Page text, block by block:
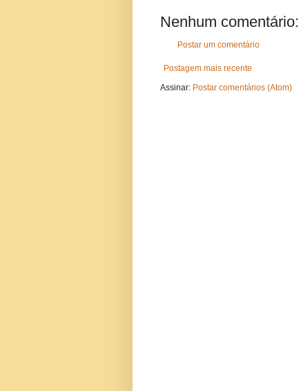
Nenhum comentário:
Postar um comentário
Postagem mais recente
Assinar: Postar comentários (Atom)